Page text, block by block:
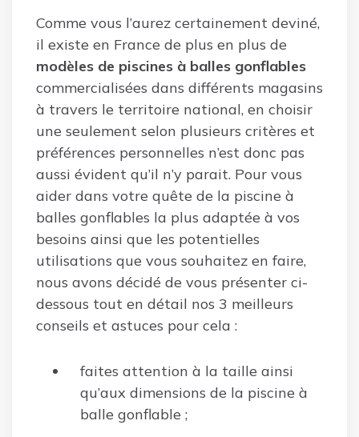
Comme vous l’aurez certainement deviné,
il existe en France de plus en plus de
modèles de piscines à balles gonflables
commercialisées dans différents magasins
à travers le territoire national, en choisir
une seulement selon plusieurs critères et
préférences personnelles n’est donc pas
aussi évident qu’il n’y parait. Pour vous
aider dans votre quête de la piscine à
balles gonflables la plus adaptée à vos
besoins ainsi que les potentielles
utilisations que vous souhaitez en faire,
nous avons décidé de vous présenter ci-
dessous tout en détail nos 3 meilleurs
conseils et astuces pour cela :
faites attention à la taille ainsi
qu’aux dimensions de la piscine à
balle gonflable ;